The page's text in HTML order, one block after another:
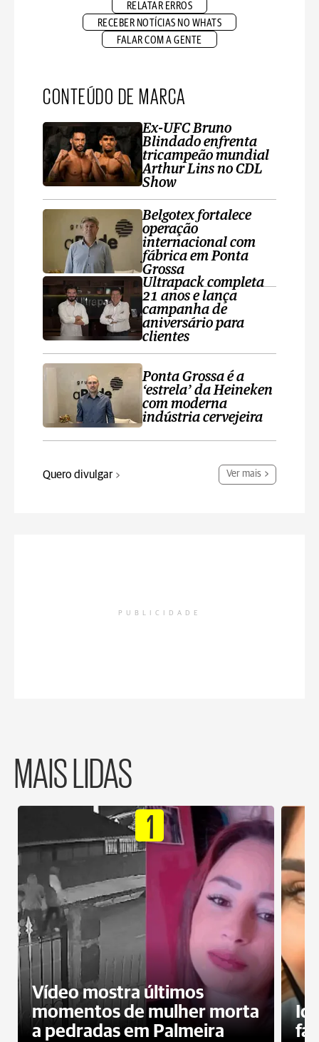
RELATAR ERROS
RECEBER NOTÍCIAS NO WHATS
FALAR COM A GENTE
CONTEÚDO DE MARCA
Ex-UFC Bruno
Blindado enfrenta
tricampeão mundial
Arthur Lins no CDL
Show
Belgotex fortalece
operação
internacional com
fábrica em Ponta
Grossa
Ultrapack completa
21 anos e lança
campanha de
aniversário para
clientes
Ponta Grossa é a
‘estrela’ da Heineken
com moderna
indústria cervejeira
Quero divulgar Ver mais
PUBLICIDADE
MAIS LIDAS
1
Vídeo mostra últimos
momentos de mulher morta
a pedradas em Palmeira